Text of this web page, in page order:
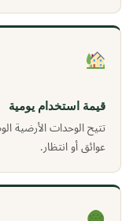
قيمة استخدام يومية
تتيح الوحدات الأرضية
عوائق أو انتظار.